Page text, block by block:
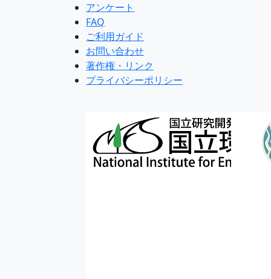
アンケート
FAQ
ご利用ガイド
お問い合わせ
著作権・リンク
プライバシーポリシー